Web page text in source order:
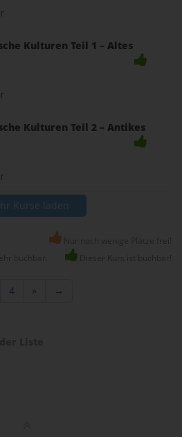
Kulturen Teil 1 – Altes
Kulturen Teil 2 – Antikes
Kurse laden
4 » →